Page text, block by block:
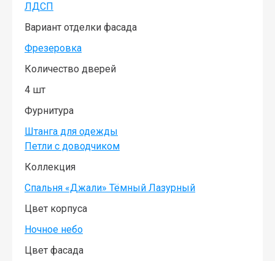
ЛДСП
Вариант отделки фасада
Фрезеровка
Количество дверей
4 шт
Фурнитура
Штанга для одежды
Петли с доводчиком
Коллекция
Спальня «Джали» Тёмный Лазурный
Цвет корпуса
Ночное небо
Цвет фасада